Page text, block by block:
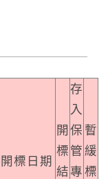
開標日期
開
標
結
存
入
保
管
專
暫
緩
標